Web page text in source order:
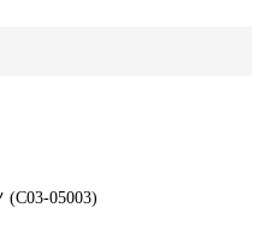
05003)